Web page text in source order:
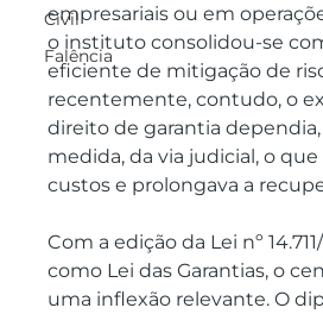
Civil
Falência
empresariais ou em
o instituto consolidou-se
eficiente de mitigação de
recentemente, contudo, o
direito de garantia
medida, da via judicial, o
custos e prolongava a
Com a edição da Lei nº
como Lei das Garantias, o
uma inflexão relevante. O